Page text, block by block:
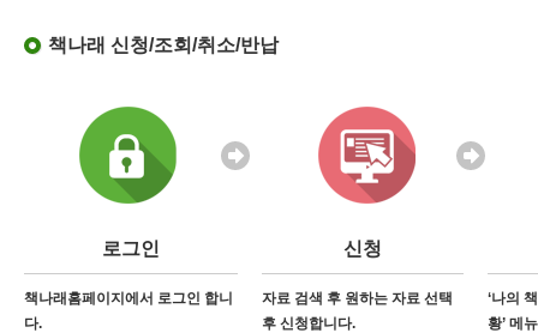
책나래 신청/조회/취소/반납
로그인
책나래홈페이지에서 로그인 합니
다.
신청
자료 검색 후 원하는 자료 선택
후 신청합니다.
‘나의
황’ 메